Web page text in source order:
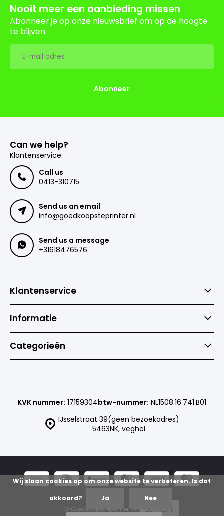
Nooit meer een aanbieding missen
Abonneer je op onze nieuwsbrief om op de hoogte
te blijven.
Abonneer
Can we help?
Klantenservice:
Call us
0413-310715
Send us an email
info@goedkoopsteprinter.nl
Send us a message
+31618476576
Klantenservice
Informatie
Categorieën
IJsselstraat 39(geen bezoekadres)
5463NK, veghel
KVK nummer: 17159304btw-nummer: NL1508.16.741.B01
© Goedkoopsteprinter Sitemap
Wij slaan cookies op om onze website te verbeteren. Is dat
akkoord? Ja Nee
LOYALTY